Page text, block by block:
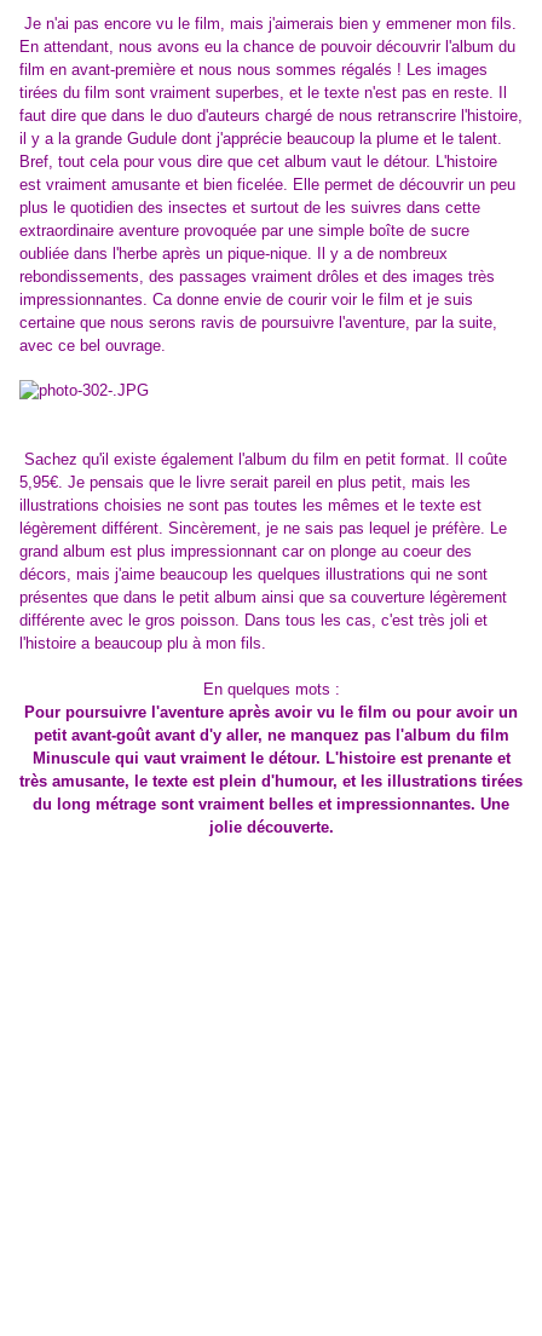
Je n'ai pas encore vu le film, mais j'aimerais bien y emmener mon fils.
En attendant, nous avons eu la chance de pouvoir découvrir l'album du
film en avant-première et nous nous sommes régalés ! Les images
tirées du film sont vraiment superbes, et le texte n'est pas en reste. Il
faut dire que dans le duo d'auteurs chargé de nous retranscrire l'histoire,
il y a la grande Gudule dont j'apprécie beaucoup la plume et le talent.
Bref, tout cela pour vous dire que cet album vaut le détour. L'histoire
est vraiment amusante et bien ficelée. Elle permet de découvrir un peu
plus le quotidien des insectes et surtout de les suivres dans cette
extraordinaire aventure provoquée par une simple boîte de sucre
oubliée dans l'herbe après un pique-nique. Il y a de nombreux
rebondissements, des passages vraiment drôles et des images très
impressionnantes. Ca donne envie de courir voir le film et je suis
certaine que nous serons ravis de poursuivre l'aventure, par la suite,
avec ce bel ouvrage.
Sachez qu'il existe également l'album du film en petit format. Il coûte
5,95€. Je pensais que le livre serait pareil en plus petit, mais les
illustrations choisies ne sont pas toutes les mêmes et le texte est
légèrement différent. Sincèrement, je ne sais pas lequel je préfère. Le
grand album est plus impressionnant car on plonge au coeur des
décors, mais j'aime beaucoup les quelques illustrations qui ne sont
présentes que dans le petit album ainsi que sa couverture légèrement
différente avec le gros poisson. Dans tous les cas, c'est très joli et
l'histoire a beaucoup plu à mon fils.
En quelques mots :
Pour poursuivre l'aventure après avoir vu le film ou pour avoir un
petit avant-goût avant d'y aller, ne manquez pas l'album du film
Minuscule qui vaut vraiment le détour. L'histoire est prenante et
très amusante, le texte est plein d'humour, et les illustrations tirées
du long métrage sont vraiment belles et impressionnantes. Une
jolie découverte.